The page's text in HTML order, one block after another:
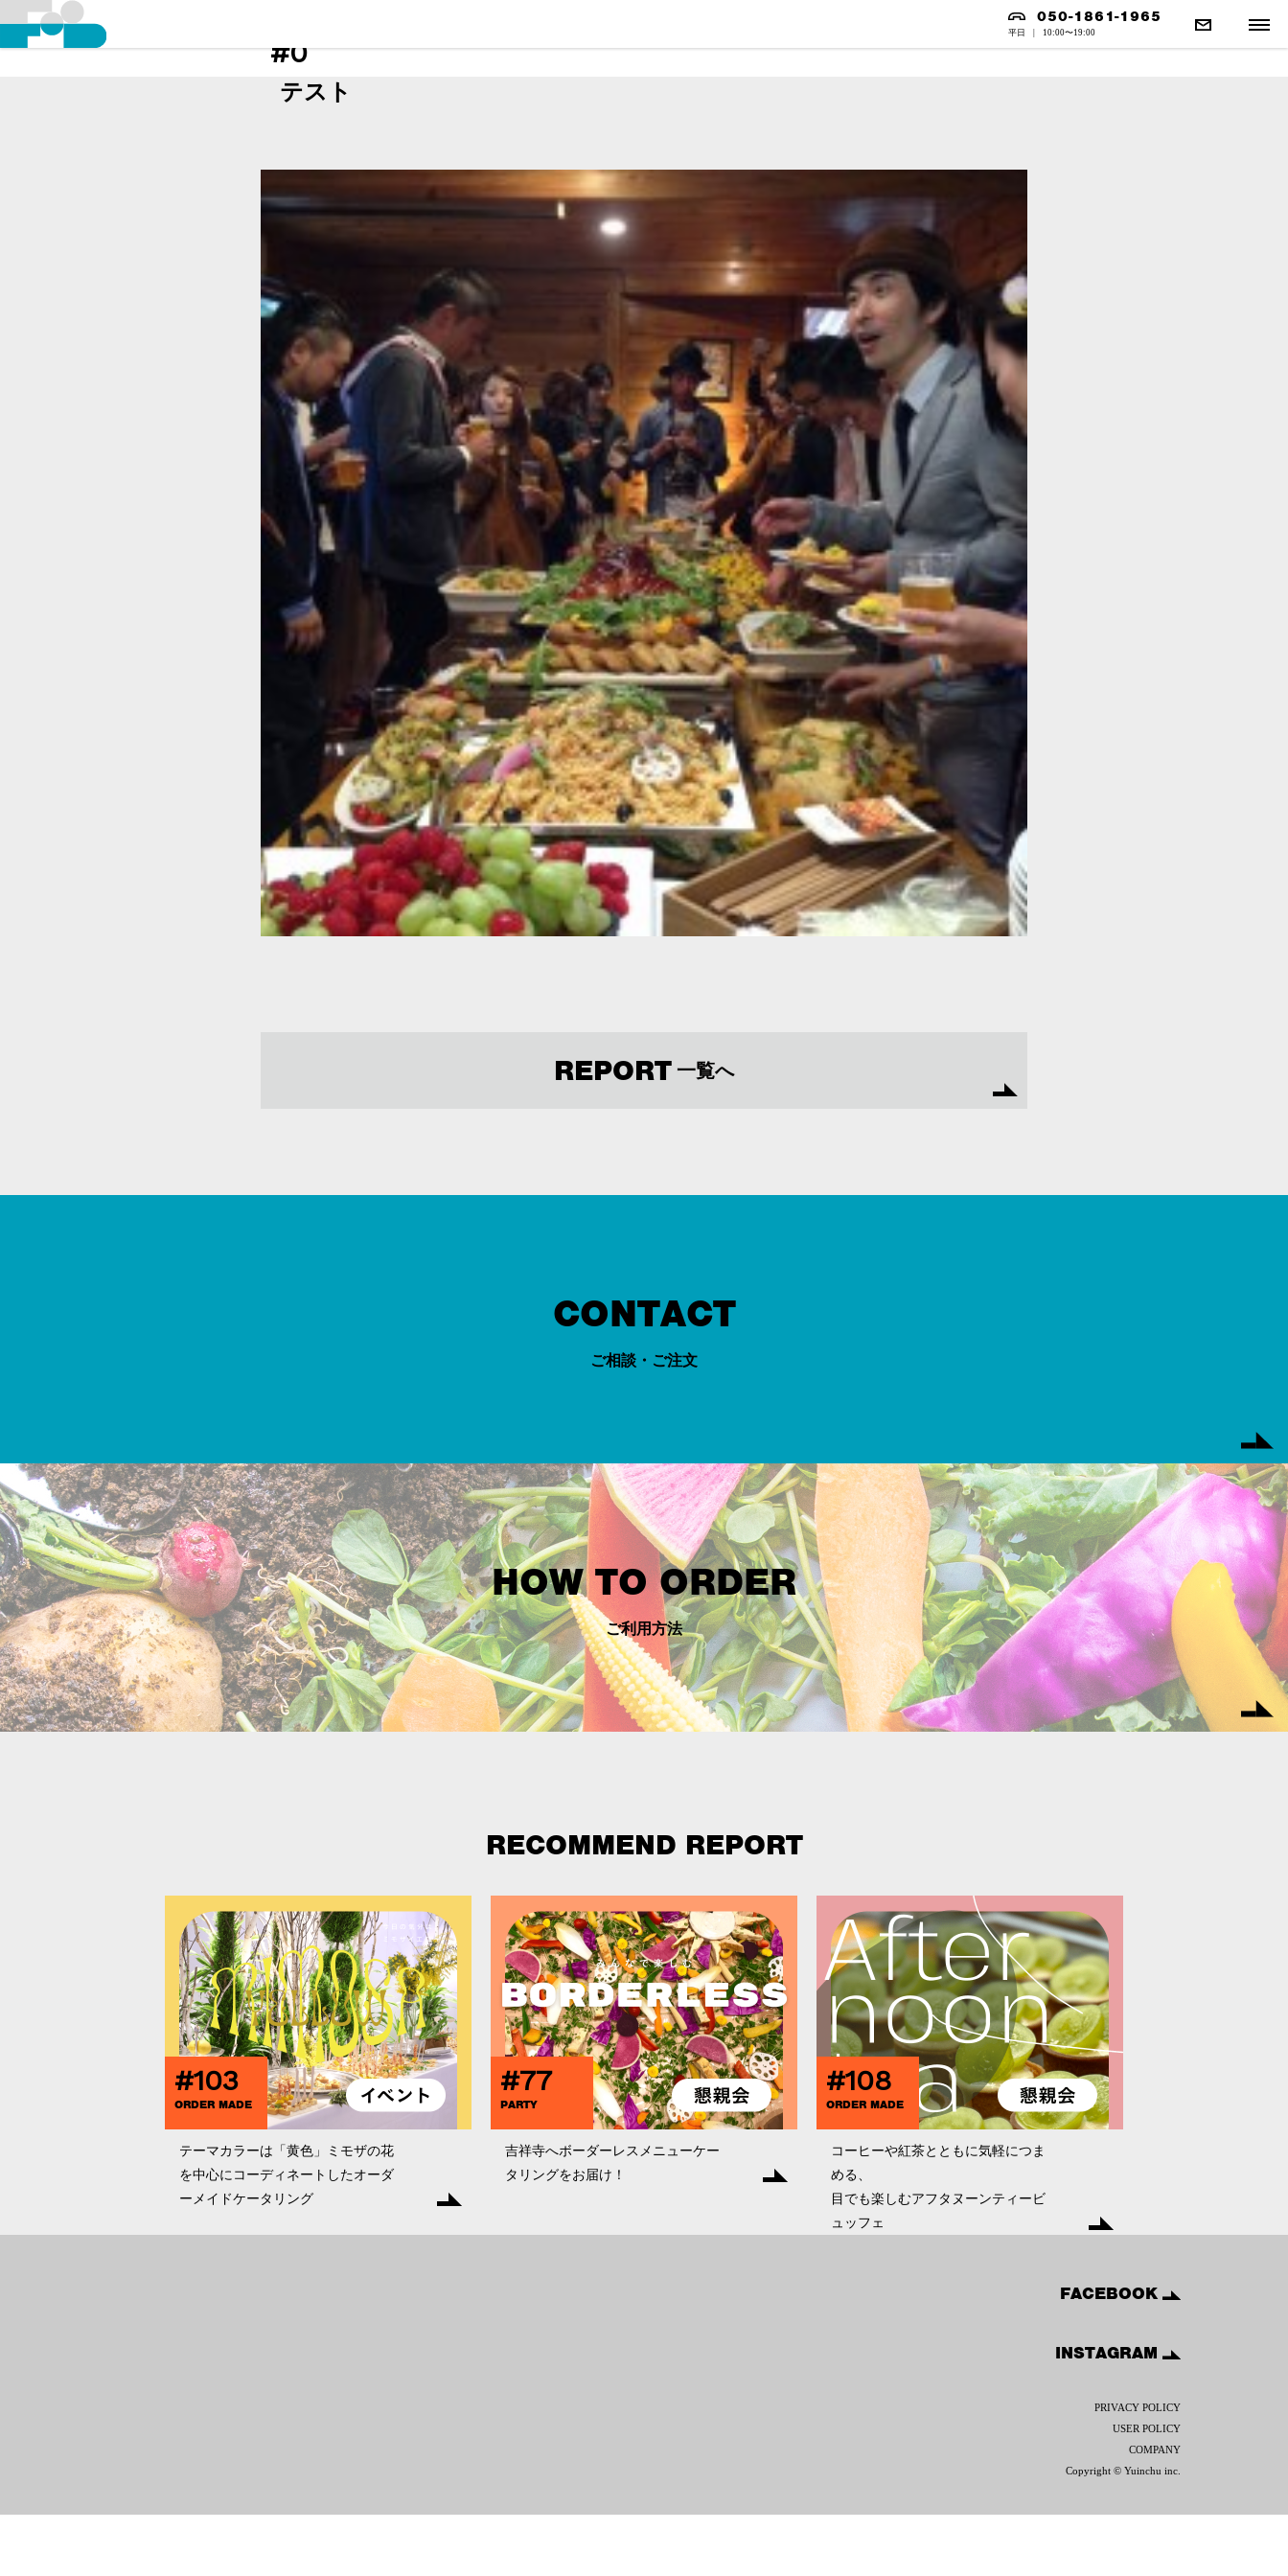
050-1861-1965
平日 10:00〜19:00
#0
テスト
REPORT 一覧へ
CONTACT
ご相談・ご注文
HOW TO ORDER
ご利用方法
RECOMMEND REPORT
#103
ORDER MADE
テーマカラーは「黄色」ミモザの花
を中心にコーディネートしたオーダ
ーメイドケータリング
#77
PARTY
吉祥寺へボーダーレスメニューケー
タリングをお届け！
#108
ORDER MADE
コーヒーや紅茶とともに気軽につま
める、
目でも楽しむアフタヌーンティービ
ュッフェ
FACEBOOK
INSTAGRAM
PRIVACY POLICY
USER POLICY
COMPANY
Copyright © Yuinchu inc.